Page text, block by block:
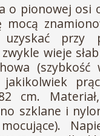
o pionowej osi
mocą
przy
wieje
jakikolwiek
cm.
szklane i